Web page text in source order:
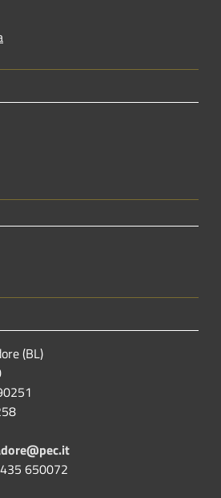
(BL)
650072